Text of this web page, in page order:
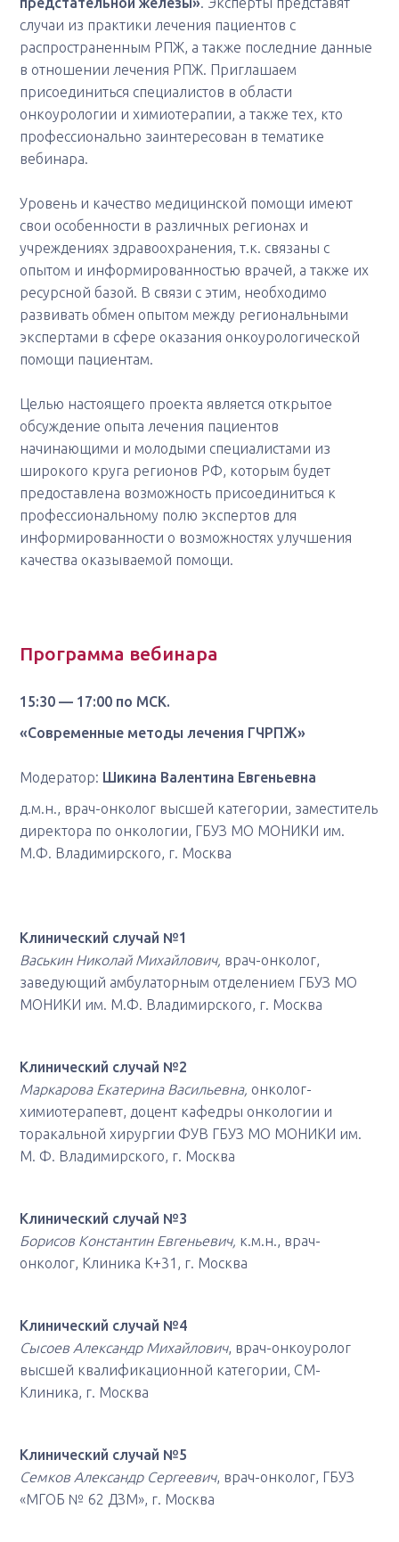
случаи из практики лечения пациентов с
распространенным РПЖ, а также последние данные
в отношении лечения РПЖ. Приглашаем
присоединиться специалистов в области
онкоурологии и химиотерапии, а также тех, кто
профессионально заинтересован в тематике
вебинара.
Уровень и качество медицинской помощи имеют
свои особенности в различных регионах и
учреждениях здравоохранения, т.к. связаны с
опытом и информированностью врачей, а также их
ресурсной базой. В связи с этим, необходимо
развивать обмен опытом между региональными
экспертами в сфере оказания онкоурологической
помощи пациентам.
Целью настоящего проекта является открытое
обсуждение опыта лечения пациентов
начинающими и молодыми специалистами из
широкого круга регионов РФ, которым будет
предоставлена возможность присоединиться к
профессиональному полю экспертов для
информированности о возможностях улучшения
качества оказываемой помощи.
Программа вебинара
15:30 — 17:00 по МСК.
«Современные методы лечения ГЧРПЖ»
Модератор: Шикина Валентина Евгеньевна
д.м.н., врач-онколог высшей категории, заместитель
директора по онкологии, ГБУЗ МО МОНИКИ им.
М.Ф. Владимирского, г. Москва
Клинический случай №1
Васькин Николай Михайлович, врач-онколог,
заведующий амбулаторным отделением ГБУЗ МО
МОНИКИ им. М.Ф. Владимирского, г. Москва
Клинический случай №2
Маркарова Екатерина Васильевна, онколог-
химиотерапевт, доцент кафедры онкологии и
торакальной хирургии ФУВ ГБУЗ МО МОНИКИ им.
М. Ф. Владимирского, г. Москва
Клинический случай №3
Борисов Константин Евгеньевич, к.м.н., врач-
онколог, Клиника K+31, г. Москва
Клинический случай №4
Сысоев Александр Михайлович, врач-онкоуролог
высшей квалификационной категории, СМ-
Клиника, г. Москва
Клинический случай №5
Семков Александр Сергеевич, врач-онколог, ГБУЗ
«МГОБ № 62 ДЗМ», г. Москва